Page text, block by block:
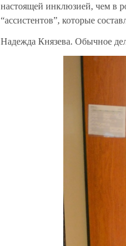
настоящей инклюзией, чем в
“ассистентов”, которые
Надежда Князева.Обычное